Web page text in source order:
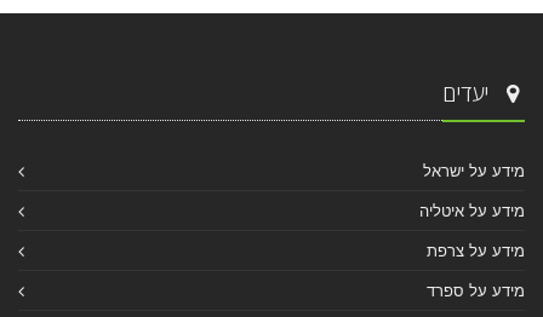
יעדים
מידע על ישראל
מידע על איטליה
מידע על צרפת
מידע על ספרד